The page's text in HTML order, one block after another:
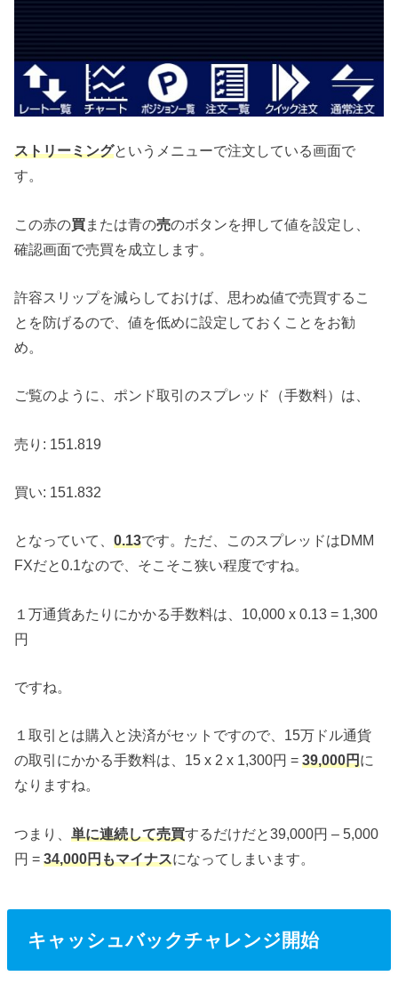
ストリーミングというメニューで注文している画面で
す。
この赤の買または青の売のボタンを押して値を設定し、
確認画面で売買を成立します。
許容スリップを減らしておけば、思わぬ値で売買するこ
とを防げるので、値を低めに設定しておくことをお勧
め。
ご覧のように、ポンド取引のスプレッド（手数料）は、
売り: 151.819
買い: 151.832
となっていて、0.13です。ただ、このスプレッドはDMM
FXだと0.1なので、そこそこ狭い程度ですね。
１万通貨あたりにかかる手数料は、10,000 x 0.13 = 1,300
円
ですね。
１取引とは購入と決済がセットですので、15万ドル通貨
の取引にかかる手数料は、15 x 2 x 1,300円 =39,000円に
なりますね。
つまり、単に連続して売買するだけだと39,000円 – 5,000
円 =34,000円もマイナスになってしまいます。
キャッシュバックチャレンジ開始